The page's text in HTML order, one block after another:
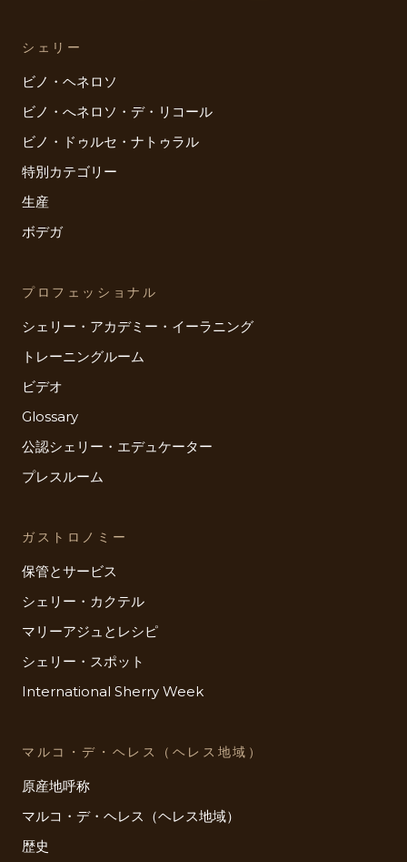
シェリー
ビノ・ヘネロソ
ビノ・へネロソ・デ・リコール
ビノ・ドゥルセ・ナトゥラル
特別カテゴリー
生産
ボデガ
プロフェッショナル
シェリー・アカデミー・イーラニング
トレーニングルーム
ビデオ
Glossary
公認シェリー・エデュケーター
プレスルーム
ガストロノミー
保管とサービス
シェリー・カクテル
マリーアジュとレシピ
シェリー・スポット
International Sherry Week
マルコ・デ・ヘレス（ヘレス地域）
原産地呼称
マルコ・デ・ヘレス（ヘレス地域）
歴史